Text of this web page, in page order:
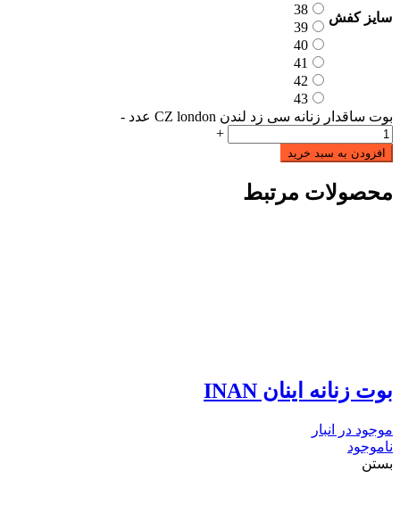
سایز کفش
38
39
40
41
42
43
بوت ساقدار زنانه سی زد لندن CZ london عدد
-
+
افزودن به سبد خرید
محصولات مرتبط
بوت زنانه اینان INAN
موجود در انبار
ناموجود
بستن